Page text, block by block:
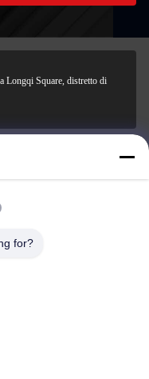
Longqi Square, distretto di
for?